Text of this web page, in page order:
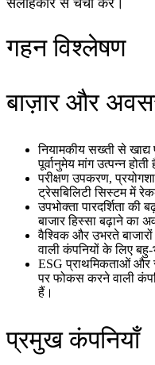
सलाहकार से चर्चा करें।
गहन विश्लेषण
बाज़ार और
नियामकीय सख्ती से
पूर्वानुमेय मांग उत्पन्न होती
परीक्षण उपकरण,
ट्रेसबिलिटी सिस्टम में
उपभोक्ता पारदर्शिता की
बाजार हिस्सा बढ़ाने का
वैश्विक और उभरते
वाली कंपनियों के लिए बहु-
ESG प्राथमिकताओं और
पर फोकस करने वाली
हैं।
प्रमुख कंपनियाँ